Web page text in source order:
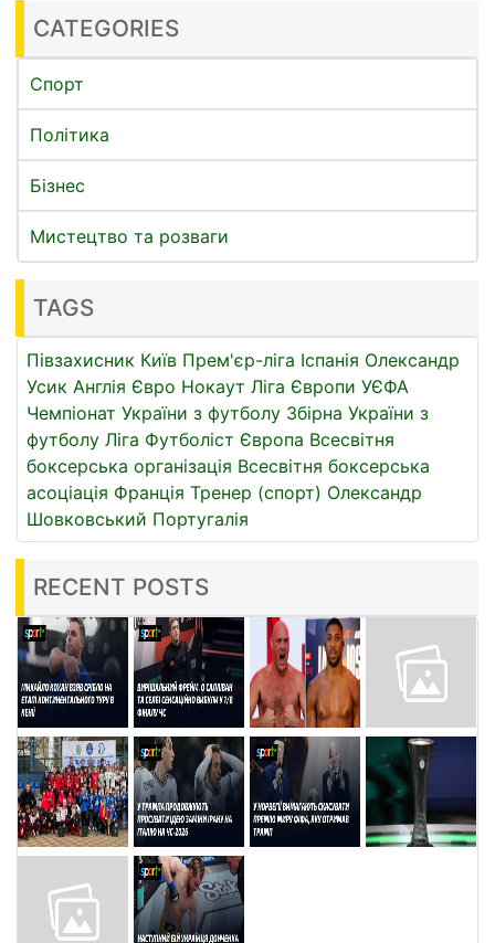
CATEGORIES
Спорт
Політика
Бізнес
Мистецтво та розваги
TAGS
Півзахисник Київ Прем'єр-ліга Іспанія Олександр
Усик Англія Євро Нокаут Ліга Європи УЄФА
Чемпіонат України з футболу Збірна України з
футболу Ліга Футболіст Європа Всесвітня
боксерська організація Всесвітня боксерська
асоціація Франція Тренер (спорт) Олександр
Шовковський Португалія
RECENT POSTS